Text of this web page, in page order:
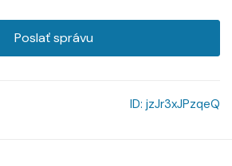
Poslať správu
ID: jzJr3xJPzqeQ